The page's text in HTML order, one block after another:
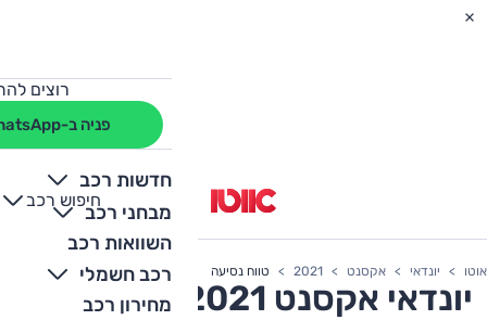
רוצים
פניה ב-WhatsApp
חדשות רכב
מבחני רכב
השוואות רכב
רכב חשמלי
מחירון רכב
חיפוש רכב
+
-
אוטו יונדאי אקסנט 2021 טווח נסיעה
יונדאי אקסנט